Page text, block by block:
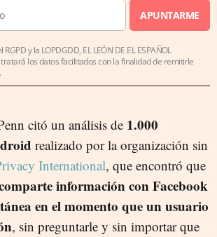
APUNTARME
y la LOPDGDD, EL LEÓN DE EL ESPAÑOL
tratará los datos facilitados con la finalidad de remitirle
citó un análisis de 1.000
realizado por la organización sin
International, que encontró que
información con Facebook
en el momento que un usuario
, sin preguntarle y sin importar que